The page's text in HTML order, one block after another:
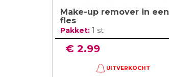
Make-up remover in een
fles
Pakket: 1 st
€ 2.99
UITVERKOCHT